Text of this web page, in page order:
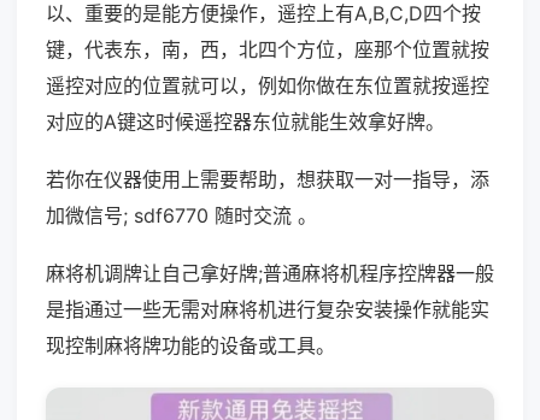
以、重要的是能方便操作，遥控上有A,B,C,D四个按
键，代表东，南，西，北四个方位，座那个位置就按
遥控对应的位置就可以，例如你做在东位置就按遥控
对应的A键这时候遥控器东位就能生效拿好牌。
若你在仪器使用上需要帮助，想获取一对一指导，添
加微信号; sdf6770 随时交流 。
麻将机调牌让自己拿好牌;普通麻将机程序控牌器一般
是指通过一些无需对麻将机进行复杂安装操作就能实
现控制麻将牌功能的设备或工具。